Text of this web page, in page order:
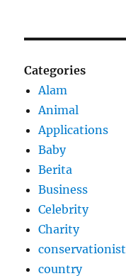
Categories
Alam
Animal
Applications
Baby
Berita
Business
Celebrity
Charity
conservationist
country